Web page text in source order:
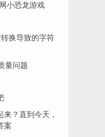
小恐龙游戏
换导致的字符
量问题
？直到今天，
案